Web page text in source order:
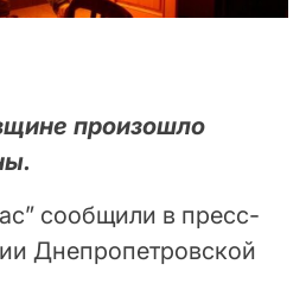
произошло
сообщили в пресс-
Днепропетровской